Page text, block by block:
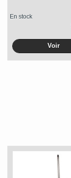
En stock
Voir